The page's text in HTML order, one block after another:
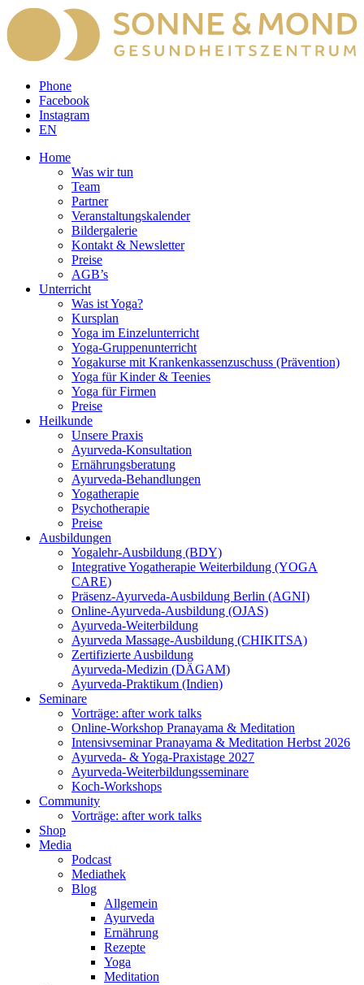
Phone
Facebook
Instagram
EN
Home
Was wir tun
Team
Partner
Veranstaltungskalender
Bildergalerie
Kontakt & Newsletter
Preise
AGB’s
Unterricht
Was ist Yoga?
Kursplan
Yoga im Einzelunterricht
Yoga-Gruppenunterricht
Yogakurse mit Krankenkassenzuschuss (Prävention)
Yoga für Kinder & Teenies
Yoga für Firmen
Preise
Heilkunde
Unsere Praxis
Ayurveda-Konsultation
Ernährungsberatung
Ayurveda-Behandlungen
Yogatherapie
Psychotherapie
Preise
Ausbildungen
Yogalehr-Ausbildung (BDY)
Integrative Yogatherapie Weiterbildung (YOGA
CARE)
Präsenz-Ayurveda-Ausbildung Berlin (AGNI)
Online-Ayurveda-Ausbildung (OJAS)
Ayurveda-Weiterbildung
Ayurveda Massage-Ausbildung (CHIKITSA)
Zertifizierte Ausbildung
Ayurveda-Medizin (DÄGAM)
Ayurveda-Praktikum (Indien)
Seminare
Vorträge: after work talks
Online-Workshop Pranayama & Meditation
Intensivseminar Pranayama & Meditation Herbst 2026
Ayurveda- & Yoga-Praxistage 2027
Ayurveda-Weiterbildungsseminare
Koch-Workshops
Community
Vorträge: after work talks
Shop
Media
Podcast
Mediathek
Blog
Allgemein
Ayurveda
Ernährung
Rezepte
Yoga
Meditation